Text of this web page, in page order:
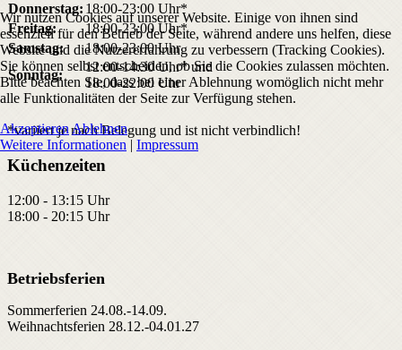
Donnerstag: 18:00-23:00 Uhr*
Freitag:
18:00-23:00 Uhr*
Samstag:
18:00-23:00 Uhr
Sonntag:
12:00-14:30 Uhr* und
18:00-22:00 Uhr
*variiert je nach Belegung und ist nicht verbindlich!
Küchenzeiten
12:00 - 13:15 Uhr
18:00 - 20:15 Uhr
Betriebsferien
Sommerferien 24.08.-14.09.
Weihnachtsferien 28.12.-04.01.27
Wir nutzen Cookies auf unserer Website. Einige von ihnen sind
essenziell für den Betrieb der Seite, während andere uns helfen, diese
Website und die Nutzererfahrung zu verbessern (Tracking Cookies).
Sie können selbst entscheiden, ob Sie die Cookies zulassen möchten.
Bitte beachten Sie, dass bei einer Ablehnung womöglich nicht mehr
alle Funktionalitäten der Seite zur Verfügung stehen.
Akzeptieren Ablehnen
Weitere Informationen | Impressum